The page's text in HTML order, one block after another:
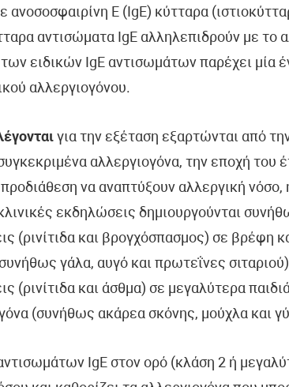
ανοσοσφαιρίνη Ε (IgE) κύτταρα
αντισώματα IgE αλληλεπιδρούν με το
ειδικών IgE αντισωμάτων παρέχει μία
αλλεργιογόνου.
για την εξέταση εξαρτώνται από
αλλεργιογόνα, την εποχή του
να αναπτύξουν αλλεργική νόσο,
εκδηλώσεις δημιουργούνται
(ρινίτιδα και βρογχόσπασμος) σε βρέφη
γάλα, αυγό και πρωτεΐνες
(ρινίτιδα και άσθμα) σε μεγαλύτερα
(συνήθως ακάρεα σκόνης, μούχλα και
IgE στον ορό (κλάση 2 ή